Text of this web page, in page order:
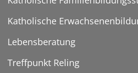
Katholische
Lebensberatung
Treffpunkt Reling